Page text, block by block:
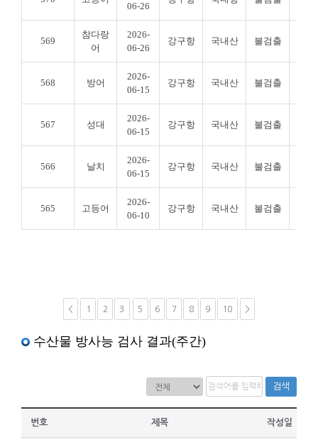
06-26
569
참다랑
어
2026-
06-26
강구항 국내산 불검출
568 방어
2026-
06-15
강구항 국내산 불검출
567 성대
2026-
06-15
강구항 국내산 불검출
566 날치
2026-
06-15
강구항 국내산 불검출
565 고등어
2026-
06-10
강구항 국내산 불검출
< 1 2 3 5 6 7 8 9 10 >
수산물 방사능 검사 결과(주간)
검색
번호 제목 작성일